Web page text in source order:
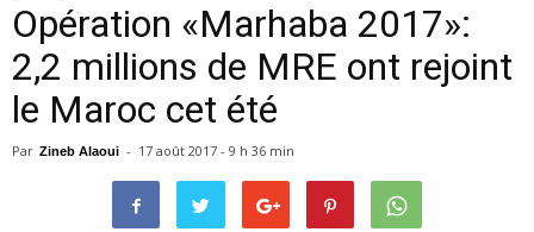
Opération «Marhaba 2017»:
2,2 millions de MRE ont rejoint
le Maroc cet été
Par Zineb Alaoui - 17 août 2017 - 9 h 36 min